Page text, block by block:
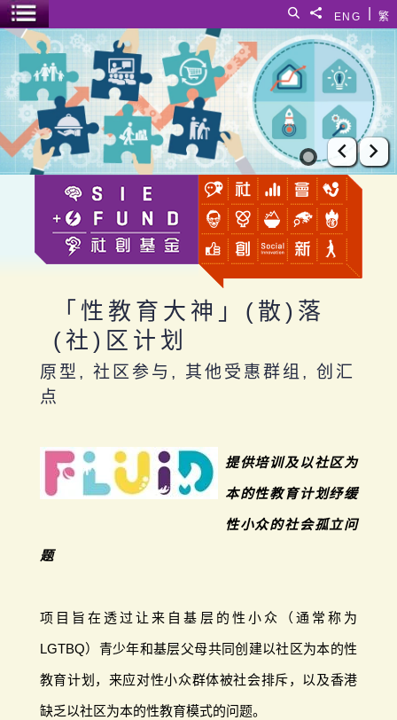
繁
ENG
分享給
搜寻
菜单开关
「性教育大神」(散)落(社)区计划
上一张
下
「性教育大神」(散)落
(社)区计划
原型, 社区参与, 其他受惠群组, 创汇
点
提供培训及以社区为
本的性教育计划纾缓
性小众的社会孤立问
题
项目旨在透过让来自基层的性小众（通常称为
LGTBQ）青少年和基层父母共同创建以社区为本的性
教育计划，来应对性小众群体被社会排斥，以及香港
缺乏以社区为本的性教育模式的问题。